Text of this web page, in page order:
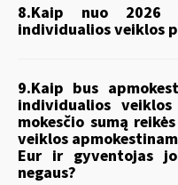
8.Kaip nuo 2026
individualios veiklos
9.Kaip bus
individualios
mokesčio sumą
veiklos
Eur ir gyventojas
negaus?